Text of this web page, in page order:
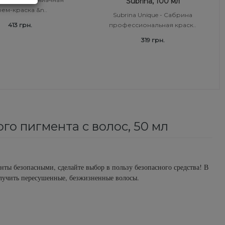
краска &n..
413 грн.
Subrina Unique - Сабрина
профессиональная краск..
319 грн.
пигмента с волос, 50 мл
безопасными, сделайте выбор в пользу безопасного средства! В
пересушенные, безжизненные волосы.